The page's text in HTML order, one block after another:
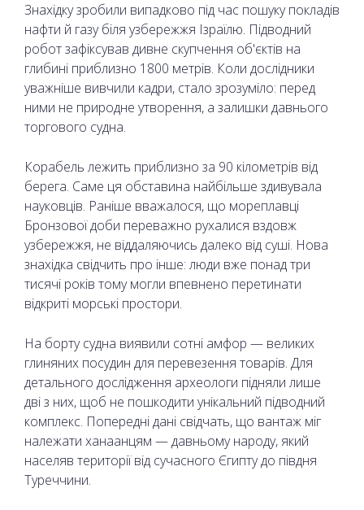
Знахідку зробили випадково під час пошуку покладів
нафти й газу біля узбережжя Ізраїлю. Підводний
робот зафіксував дивне скупчення об'єктів на
глибині приблизно 1800 метрів. Коли дослідники
уважніше вивчили кадри, стало зрозуміло: перед
ними не природне утворення, а залишки давнього
торгового судна.
Корабель лежить приблизно за 90 кілометрів від
берега. Саме ця обставина найбільше здивувала
науковців. Раніше вважалося, що мореплавці
Бронзової доби переважно рухалися вздовж
узбережжя, не віддаляючись далеко від суші. Нова
знахідка свідчить про інше: люди вже понад три
тисячі років тому могли впевнено перетинати
відкриті морські простори.
На борту судна виявили сотні амфор — великих
глиняних посудин для перевезення товарів. Для
детального дослідження археологи підняли лише
дві з них, щоб не пошкодити унікальний підводний
комплекс. Попередні дані свідчать, що вантаж міг
належати ханаанцям — давньому народу, який
населяв території від сучасного Єгипту до півдня
Туреччини.